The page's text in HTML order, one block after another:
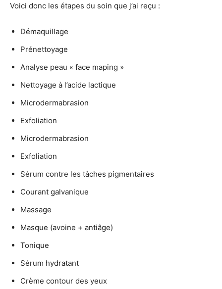
Voici donc les étapes du soin que j’ai reçu :
Démaquillage
Prénettoyage
Analyse peau « face maping »
Nettoyage à l’acide lactique
Microdermabrasion
Exfoliation
Microdermabrasion
Exfoliation
Sérum contre les tâches pigmentaires
Courant galvanique
Massage
Masque (avoine + antiâge)
Tonique
Sérum hydratant
Crème contour des yeux